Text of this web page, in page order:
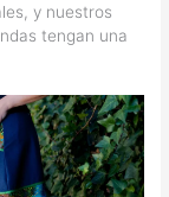
y nuestros
tengan una